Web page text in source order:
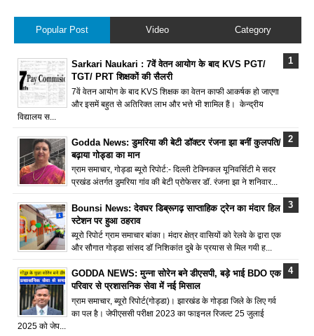
Popular Post Video Category
Sarkari Naukari : 7वें वेतन आयोग के बाद KVS PGT/
TGT/ PRT शिक्षकों की सैलरी
7वें वेतन आयोग के बाद KVS शिक्षक का वेतन काफी आकर्षक हो जाएगा
और इसमें बहुत से अतिरिक्त लाभ और भत्ते भी शामिल हैं। केन्द्रीय
विद्यालय स...
Godda News: डुमरिया की बेटी डॉक्टर रंजना झा बनीं कुलपति/
बढ़ाया गोड्डा का मान
ग्राम समाचार, गोड्डा ब्यूरो रिपोर्ट:- दिल्ली टेक्निकल यूनिवर्सिटी मे सदर
प्रखंड अंतर्गत डुमरिया गांव की बेटी प्रोफेसर डॉ. रंजना झा ने शनिवार...
Bounsi News: देवघर डिब्रूगढ़ साप्ताहिक ट्रेन का मंदार हिल
स्टेशन पर हुआ ठहराव
ब्यूरो रिपोर्ट ग्राम समाचार बांका। मंदार क्षेत्र वासियों को रेलवे के द्वारा एक
और सौगात गोड्डा सांसद डॉ निशिकांत दुबे के प्रयास से मिल गयी ह...
GODDA NEWS: मुन्ना सोरेन बने डीएसपी, बड़े भाई BDO एक
परिवार से प्रशासनिक सेवा में नई मिसाल
ग्राम समाचार, ब्यूरो रिपोर्ट(गोड्डा)। झारखंड के गोड्डा जिले के लिए गर्व
का पल है। जेपीएससी परीक्षा 2023 का फाइनल रिजल्ट 25 जुलाई
2025 को जेप...